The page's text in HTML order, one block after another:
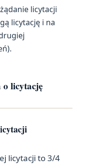
licytacji
licytację i na
o licytację
licytacji to 3/4